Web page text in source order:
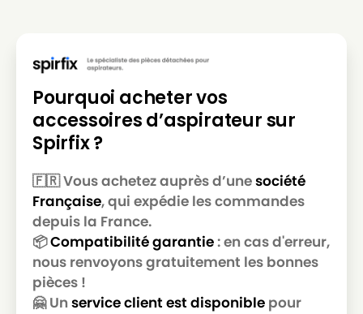
HOOVER
HOOVER
HOOVER H1
HOOVER
HOOVER JUNIOR(Série)
HOOVER
HOOVER JUNIOR1334
HOOVER
HOOVER JUNIOR1338
HOOVER
HOOVER JUNIOR1346
HOOVER
HOOVER JUNIOR1354
HOOVER
HOOVER JUNIOR1358
Pourquoi acheter vos
accessoires d’aspirateur sur
Spirfix ?
🇫🇷 Vous achetez auprès d’unesociété
Française, qui expédie les commandes
depuis la France.
📦Compatibilité garantie: en cas d'erreur,
nous renvoyons gratuitement les bonnes
pièces !
🤗 Un service client est disponible pour